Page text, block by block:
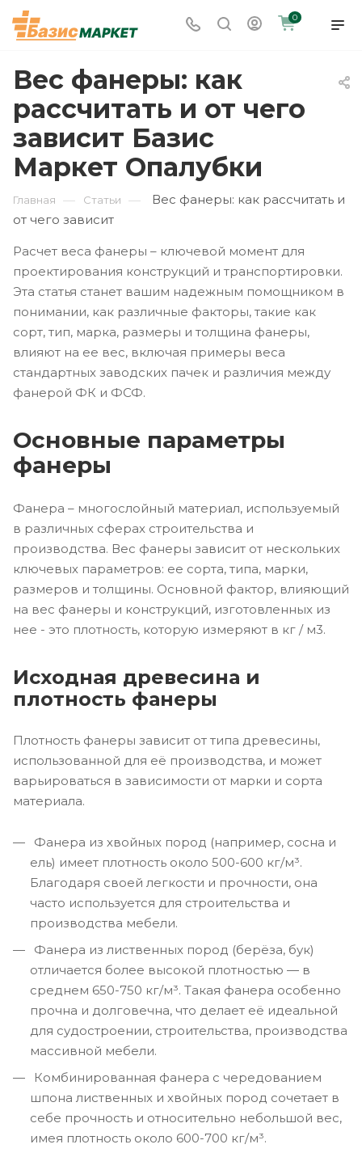
0
Вес фанеры: как
рассчитать и от чего
зависит Базис
Маркет Опалубки
Главная — Статьи —
Вес фанеры: как рассчитать и
от чего зависит
Расчет веса фанеры – ключевой момент для
проектирования конструкций и транспортировки.
Эта статья станет вашим надежным помощником в
понимании, как различные факторы, такие как
сорт, тип, марка, размеры и толщина фанеры,
влияют на ее вес, включая примеры веса
стандартных заводских пачек и различия между
фанерой ФК и ФСФ.
Основные параметры
фанеры
Фанера – многослойный материал, используемый
в различных сферах строительства и
производства. Вес фанеры зависит от нескольких
ключевых параметров: ее сорта, типа, марки,
размеров и толщины. Основной фактор, влияющий
на вес фанеры и конструкций, изготовленных из
нее - это плотность, которую измеряют в кг / м3.
Исходная древесина и
плотность фанеры
Плотность фанеры зависит от типа древесины,
использованной для её производства, и может
варьироваться в зависимости от марки и сорта
материала.
Фанера из хвойных пород (например, сосна и
ель) имеет плотность около 500-600 кг/м³.
Благодаря своей легкости и прочности, она
часто используется для строительства и
производства мебели.
Фанера из лиственных пород (берёза, бук)
отличается более высокой плотностью — в
среднем 650-750 кг/м³. Такая фанера особенно
прочна и долговечна, что делает её идеальной
для судостроении, строительства, производства
массивной мебели.
Комбинированная фанера с чередованием
шпона лиственных и хвойных пород сочетает в
себе прочность и относительно небольшой вес,
имея плотность около 600-700 кг/м³.